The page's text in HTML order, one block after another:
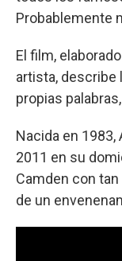
Probablemente
El film,
artista, describe
propias
Nacida en
2011 en su
Camden con
de un